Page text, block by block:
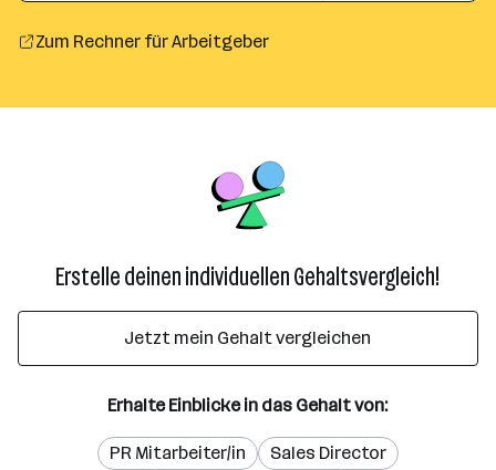
Zum Rechner für Arbeitgeber
Erstelle deinen individuellen Gehaltsvergleich!
Jetzt mein Gehalt vergleichen
Erhalte Einblicke in das Gehalt von:
PR Mitarbeiter/in
Sales Director